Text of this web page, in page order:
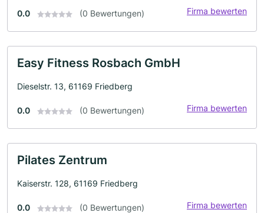
0.0 (0 Bewertungen) Firma bewerten
Easy Fitness Rosbach GmbH
Dieselstr. 13, 61169 Friedberg
0.0 (0 Bewertungen) Firma bewerten
Pilates Zentrum
Kaiserstr. 128, 61169 Friedberg
0.0 (0 Bewertungen) Firma bewerten